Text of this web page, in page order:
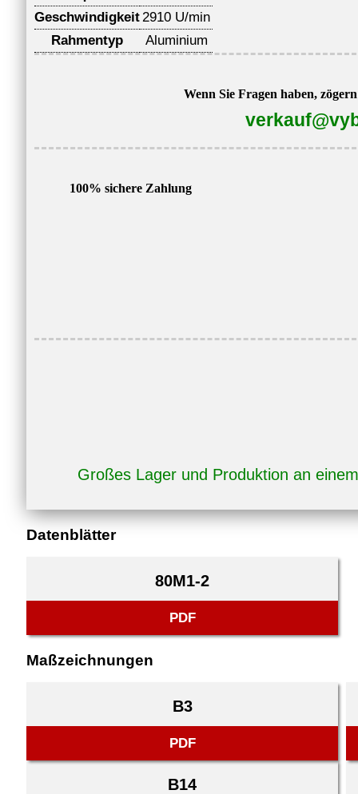
Geschwindigkeit2910 U/min
Rahmentyp
Aluminium
Wenn Sie Fragen haben,
100% sichere Zahlung
Großes Lager und Produktion an
Datenblätter
80M1-2
PDF
Maßzeichnungen
B3
PDF
B14